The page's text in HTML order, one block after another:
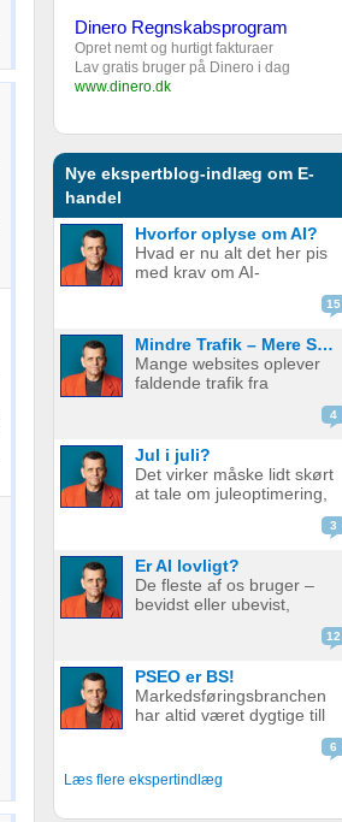
Dinero Regnskabsprogram
Opret nemt og hurtigt fakturaer
Lav gratis bruger på Dinero i dag
www.dinero.dk
Nye ekspertblog-indlæg om E-
handel
Hvorfor oplyse om AI?
Hvad er nu alt det her pis
med krav om AI-
have det. Spotify vil have
hopper også med på
vognen. Men… hvorfor
egentlig? OK, boomer –
15
Mindre Trafik – Mere Salg
Mange websites oplever
faldende trafik fra
Google. Nogle mistænker
de bare ikke ranker så
godt som før. Men er det
nu så slemt? Måske er det
4
Jul i juli?
Det virker måske lidt skørt
at tale om juleoptimering,
faktisk god grund til det.
Alt for mange glemmer at
forberede deres website
3
Er AI lovligt?
De fleste af os bruger –
bevidst eller ubevist,
eller delvist bygger på AI.
stille spørgsmål ved, om
det er lovligt. AI er en
meget bred betegnelse
12
PSEO er BS!
Markedsføringsbranchen
har altid været dygtige till
at pakke gammel fisk ind i
Nogle gange lidt for
dygtige. Giv en støvet,
6
Læs flere ekspertindlæg